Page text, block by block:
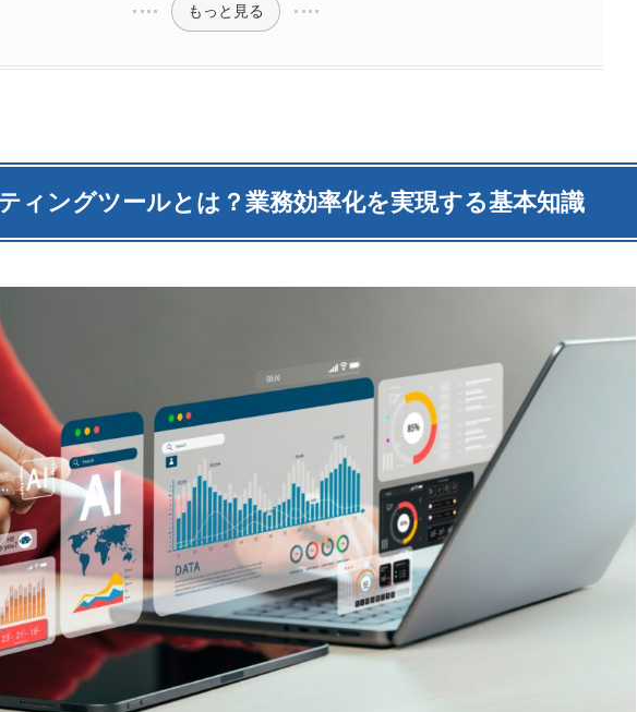
もっと見る
ィングツールとは？業務効率化を実現する基本知識